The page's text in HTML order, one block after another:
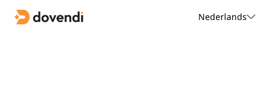
Nederlands